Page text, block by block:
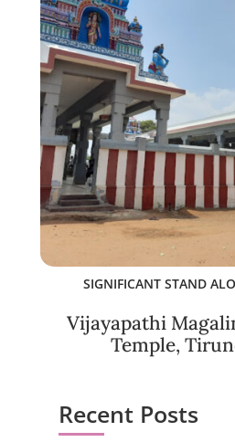
SIGNIFICANT STAND
Vijayapathi
Temple,
Recent Posts